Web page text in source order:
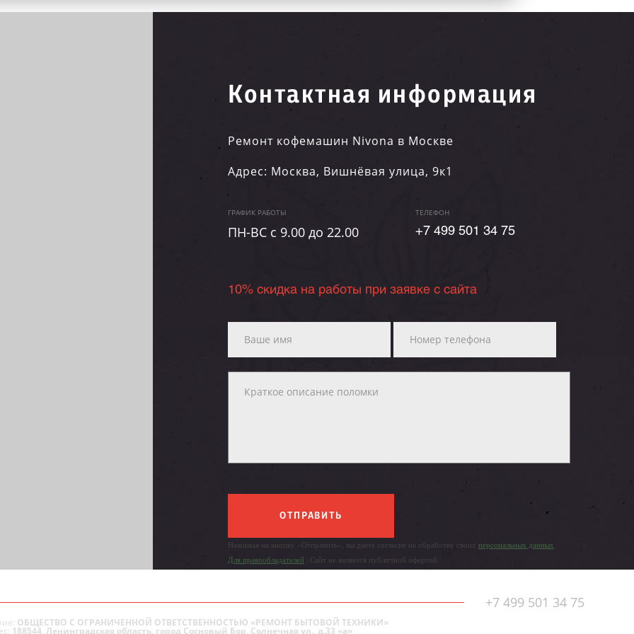
Контактная информация
Ремонт кофемашин Nivona в Москве
Адрес: Москва, Вишнёвая улица, 9к1
ГРАФИК РАБОТЫ
ПН-ВC c 9.00 до 22.00
ТЕЛЕФОН
+7 499 501 34 75
10% скидка на работы при заявке с сайта
ОТПРАВИТЬ
Нажимая на кнопку «Отправить», вы даете согласие на обработку своих персональных данных
Для правообладателей | Сайт не является публичной офертой.
+7 499 501 34 75
ОБЩЕСТВО С ОГРАНИЧЕННОЙ ОТВЕТСТВЕННОСТЬЮ «РЕМОНТ БЫТОВОЙ ТЕХНИКИ»
188544, Ленинградская область, город Сосновый Бор, Солнечная ул., д.33 «а»